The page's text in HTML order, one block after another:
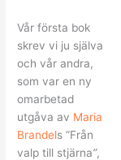
Vår första bok
skrev vi ju själva
och vår andra,
som var en ny
omarbetad
utgåva av Maria
Brandels ”Från
valp till stjärna”,